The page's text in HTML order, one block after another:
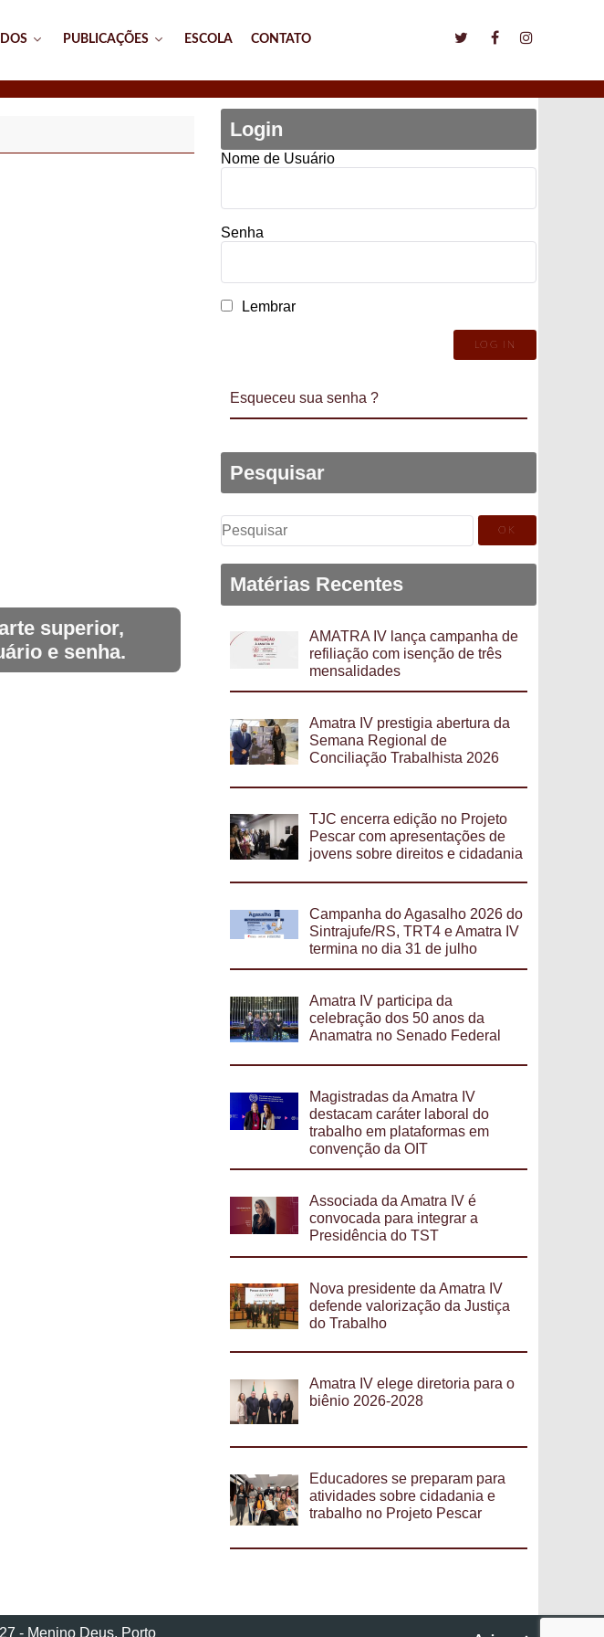
PUBLICAÇÕES ESCOLA CONTATO
superior,
e senha.
Login
Nome de Usuário
Senha
Lembrar
Esqueceu sua senha ?
Pesquisar
Pesquisar
por:
Matérias Recentes
AMATRA IV lança campanha de
refiliação com isenção de três
mensalidades
Amatra IV prestigia abertura da
Semana Regional de
Conciliação Trabalhista 2026
TJC encerra edição no Projeto
Pescar com apresentações de
jovens sobre direitos e cidadania
Campanha do Agasalho 2026 do
Sintrajufe/RS, TRT4 e Amatra IV
termina no dia 31 de julho
Amatra IV participa da
celebração dos 50 anos da
Anamatra no Senado Federal
Magistradas da Amatra IV
destacam caráter laboral do
trabalho em plataformas em
convenção da OIT
Associada da Amatra IV é
convocada para integrar a
Presidência do TST
Nova presidente da Amatra IV
defende valorização da Justiça
do Trabalho
Amatra IV elege diretoria para o
biênio 2026-2028
Educadores se preparam para
atividades sobre cidadania e
trabalho no Projeto Pescar
- Menino Deus, Porto